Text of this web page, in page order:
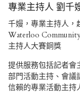
專業主持人 劉千
千嫚，專業主持人，
Waterloo
主持人大賽銅獎
提供服務包括記者會
部門活動主持、會
信賴的專業活動主持